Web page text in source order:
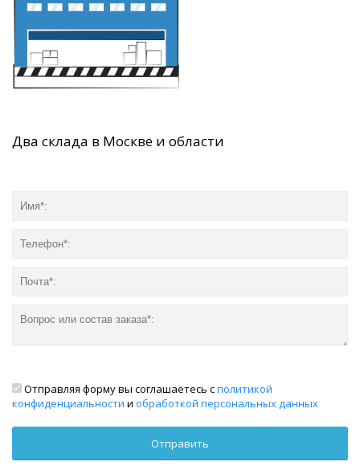
Два склада в Москве и области
Отправляя форму вы соглашаетесь сполитикой
конфиденциальности и обработкой персональных данных